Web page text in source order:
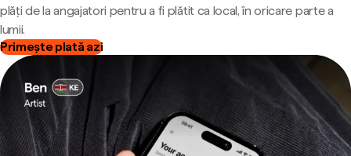
plăți de la angajatori pentru a fi plătit ca local, în oricare parte a
lumii.
Primește plată azi